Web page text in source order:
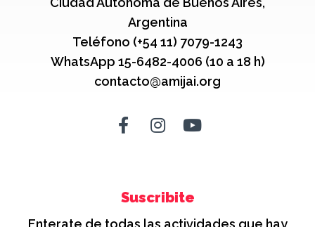
Argentina
Teléfono (+54 11) 7079-1243
WhatsApp 15-6482-4006 (10 a 18 h)
contacto@amijai.org
Suscribite
Enterate de todas las actividades que hay